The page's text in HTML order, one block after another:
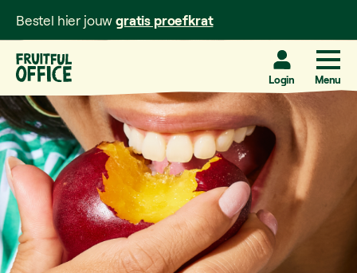
Bestel hier jouwgratis proefkrat
Login Menu